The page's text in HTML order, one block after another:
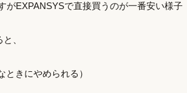
EXPANSYSで直接買うのが一番安い様子
、
ときにやめられる）